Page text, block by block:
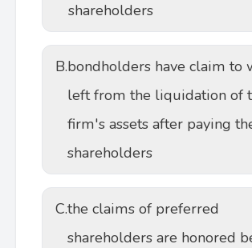
shareholders
B.bondholders have claim to
left from the liquidation of
firm's assets after paying
shareholders
C.the claims of preferred
shareholders are honored